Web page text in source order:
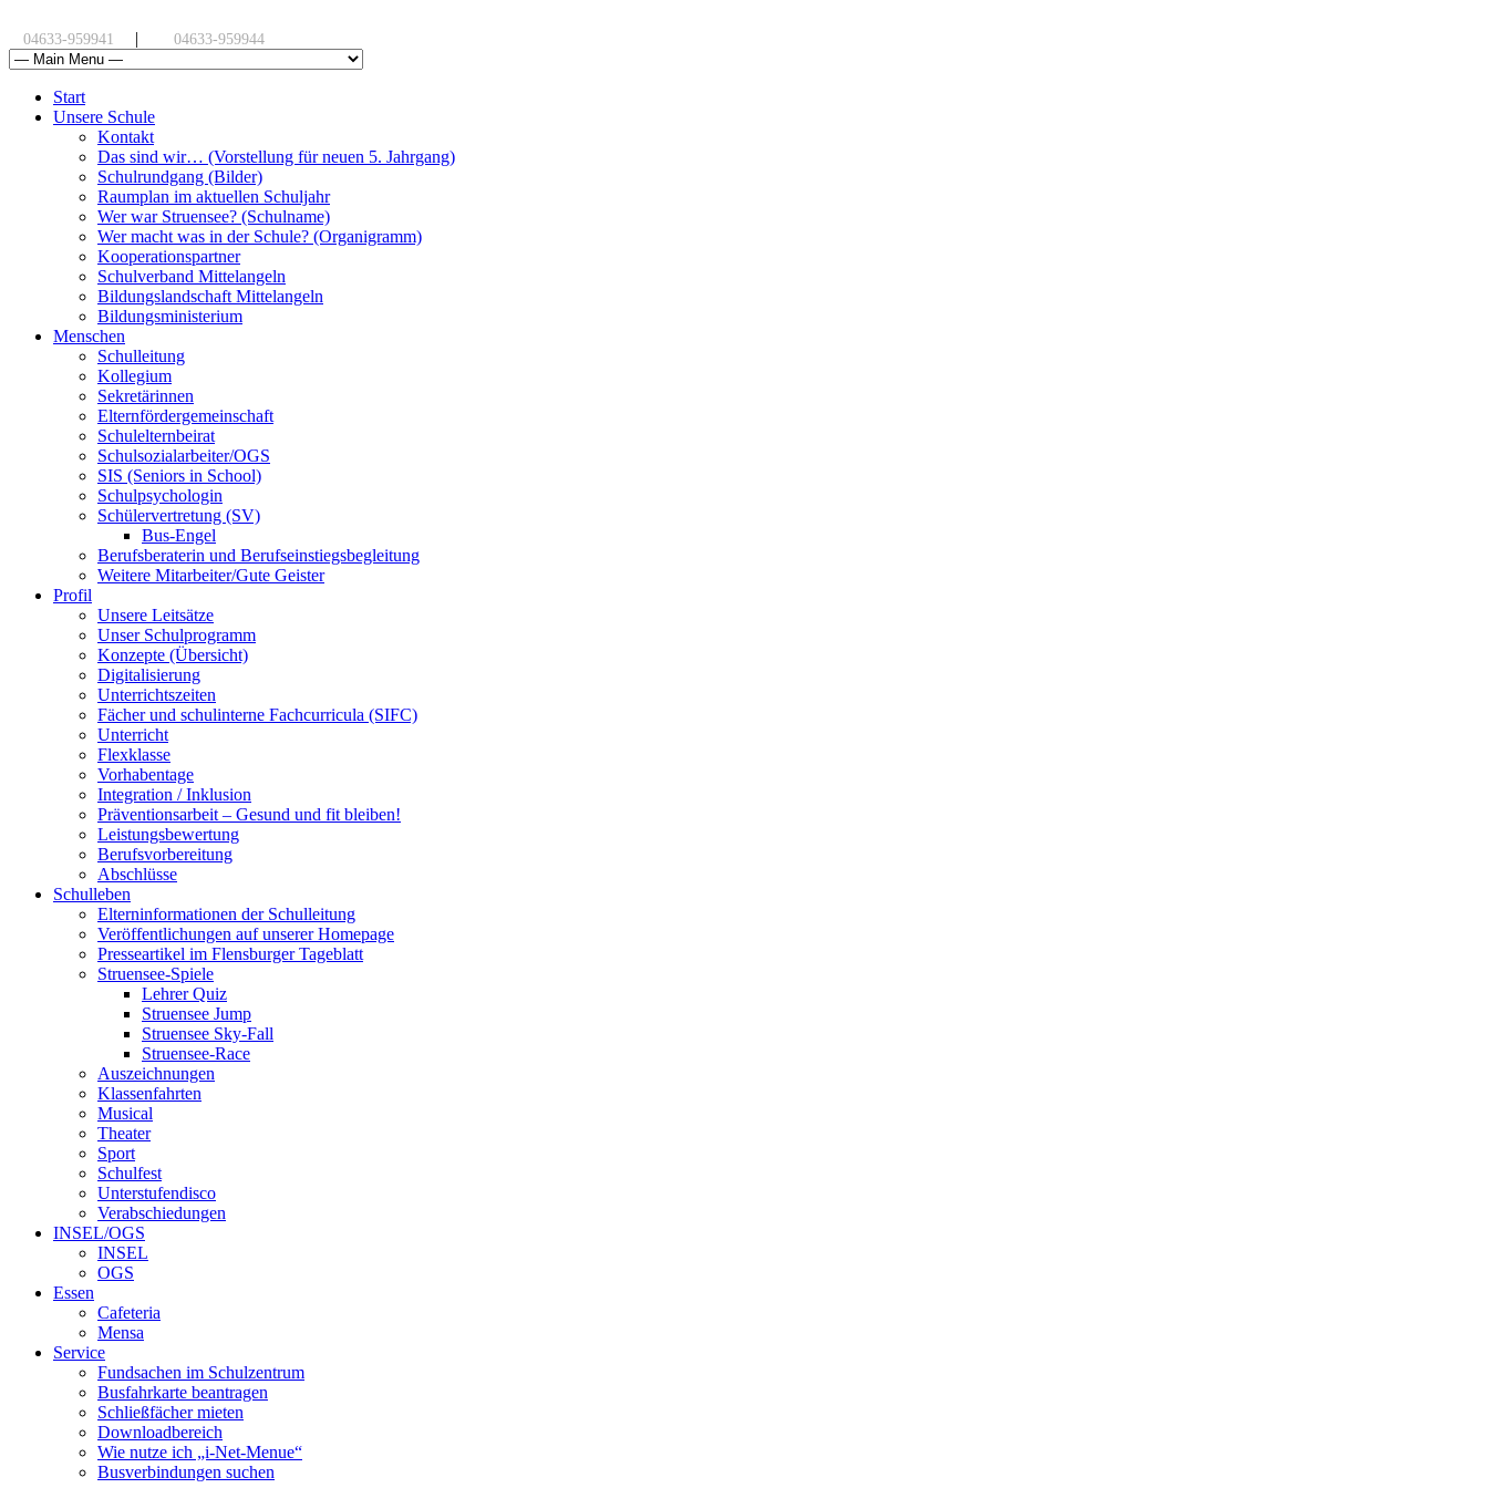
04633-959941 | 04633-959944
Start
Unsere Schule
Kontakt
Das sind wir… (Vorstellung für neuen 5. Jahrgang)
Schulrundgang (Bilder)
Raumplan im aktuellen Schuljahr
Wer war Struensee? (Schulname)
Wer macht was in der Schule? (Organigramm)
Kooperationspartner
Schulverband Mittelangeln
Bildungslandschaft Mittelangeln
Bildungsministerium
Menschen
Schulleitung
Kollegium
Sekretärinnen
Elternfördergemeinschaft
Schulelternbeirat
Schulsozialarbeiter/OGS
SIS (Seniors in School)
Schulpsychologin
Schülervertretung (SV)
Bus-Engel
Berufsberaterin und Berufseinstiegsbegleitung
Weitere Mitarbeiter/Gute Geister
Profil
Unsere Leitsätze
Unser Schulprogramm
Konzepte (Übersicht)
Digitalisierung
Unterrichtszeiten
Fächer und schulinterne Fachcurricula (SIFC)
Unterricht
Flexklasse
Vorhabentage
Integration / Inklusion
Präventionsarbeit – Gesund und fit bleiben!
Leistungsbewertung
Berufsvorbereitung
Abschlüsse
Schulleben
Elterninformationen der Schulleitung
Veröffentlichungen auf unserer Homepage
Presseartikel im Flensburger Tageblatt
Struensee-Spiele
Lehrer Quiz
Struensee Jump
Struensee Sky-Fall
Struensee-Race
Auszeichnungen
Klassenfahrten
Musical
Theater
Sport
Schulfest
Unterstufendisco
Verabschiedungen
INSEL/OGS
INSEL
OGS
Essen
Cafeteria
Mensa
Service
Fundsachen im Schulzentrum
Busfahrkarte beantragen
Schließfächer mieten
Downloadbereich
Wie nutze ich „i-Net-Menue“
Busverbindungen suchen